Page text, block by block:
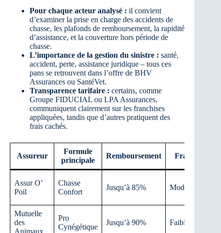
Pour chaque acteur analysé : il convient
d’examiner la prise en charge des accidents de
chasse, les plafonds de remboursement, la rapidité
d’assistance, et la couverture hors période de
chasse.
L’importance de la gestion du sinistre : santé,
accident, perte, assistance juridique – tous ces
pans se retrouvent dans l’offre de BHV
Assurances ou SantéVet.
Transparence tarifaire : certains, comme
Groupe FIDUCIAL ou LPA Assurances,
communiquent clairement sur les franchises
appliquées, tandis que d’autres pratiquent des
frais cachés.
Assureur
Formule
principale
Remboursement Franchise
Assur O’
Poil
Chasse
Confort
Jusqu’à 85% Modérée
Mutuelle
des
Pro
Cynégétique
Jusqu’à 90% Faible